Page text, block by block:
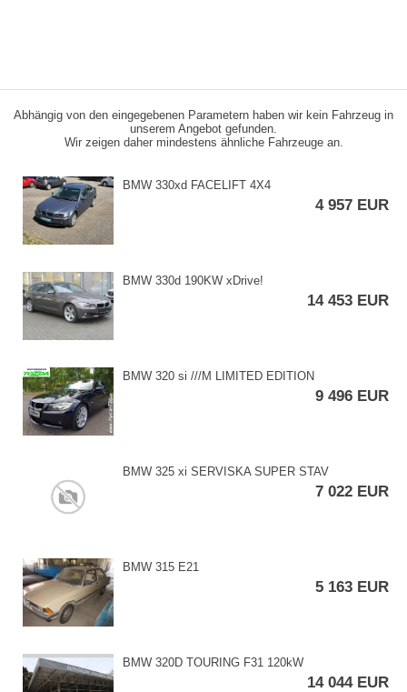
Abhängig von den eingegebenen Parametern haben wir kein Fahrzeug in
unserem Angebot gefunden.
Wir zeigen daher mindestens ähnliche Fahrzeuge an.
BMW 330xd FACELIFT 4X4
4 957 EUR
BMW 330d 190KW xDrive!
14 453 EUR
BMW 320 si ///M LIMITED EDITION
9 496 EUR
BMW 325 xi SERVISKA SUPER STAV
7 022 EUR
BMW 315 E21
5 163 EUR
BMW 320D TOURING F31 120kW
14 044 EUR